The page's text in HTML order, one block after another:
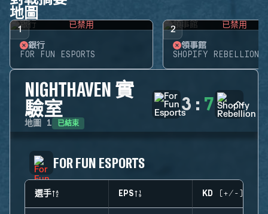
地圖
1 已禁用
銀行
FOR FUN ESPORTS
2 已禁用
領事館
SHOPIFY REBELLION
NIGHTHAVEN 實
驗室
地圖 1 已結束
3 : 7
FOR FUN ESPORTS
選手 EPS KD (+/-)